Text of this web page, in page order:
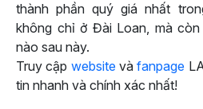
thành phần quý giá nhất
không chỉ ở Đài Loan, mà
nào sau này.
Truy cập website vàfanpage
tin nhanh và chính xác nhất!